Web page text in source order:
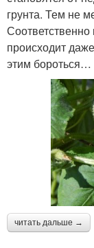
грунта. Тем не
Соответственно
происходит
этим бороться…
читать дальше →